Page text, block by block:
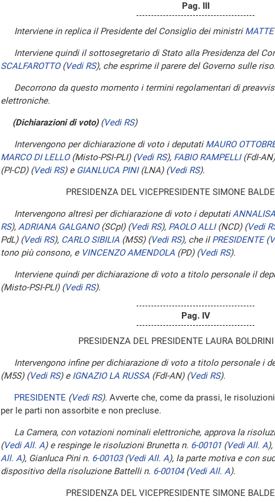
Pag. III
Interviene in replica il Presidente del Consiglio dei ministri
Interviene quindi il sottosegretario di Stato alla Presidenza del
SCALFAROTTO (Vedi RS), che esprime il parere del Governo sulle
Decorrono da questo momento i termini regolamentari di
elettroniche.
(Dichiarazioni di voto) (Vedi RS)
Intervengono per dichiarazione di voto i deputati MAURO
MARCO DI LELLO(Misto-PSI-PLI) (Vedi RS), FABIO RAMPELLI(FdI-
(PI-CD) (Vedi RS)e GIANLUCA PINI(LNA) (Vedi RS).
PRESIDENZA DEL VICEPRESIDENTE SIMONE
Intervengono altresì per dichiarazione di voto i deputati
RS), ADRIANA GALGANO(SCpI) (Vedi RS), PAOLO ALLI(NCD) (Vedi
PdL) (Vedi RS), CARLO SIBILIA (M5S) (Vedi RS), che ilPRESIDENTE (
tono più consono, e VINCENZO AMENDOLA (PD) (Vedi RS).
Interviene quindi per dichiarazione di voto a titolo personale il
(Misto-PSI-PLI) (Vedi RS).
Pag. IV
PRESIDENZA DEL PRESIDENTE LAURA BOLDRINI
Intervengono infine per dichiarazione di voto a titolo personale i
(M5S) (Vedi RS)e IGNAZIO LA RUSSA (FdI-AN) (Vedi RS).
PRESIDENTE (Vedi RS). Avverte che, come da prassi, le
per le parti non assorbite e non precluse.
La Camera, con votazioni nominali elettroniche, approva la
(Vedi All. A)e respinge le risoluzioni Brunetta n. 6-00101 (Vedi All. A),
All. A), Gianluca Pini n. 6-00103 (Vedi All. A), la parte motiva e con
dispositivo della risoluzione Battelli n. 6-00104 (Vedi All. A).
PRESIDENZA DEL VICEPRESIDENTE SIMONE